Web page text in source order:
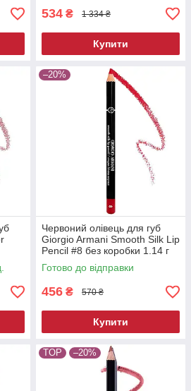
534 ₴ 1 334 ₴
Купити
–20%
Червоний олівець для губ
Giorgio Armani Smooth Silk Lip
Pencil #8 без коробки 1.14 г
Готово до відправки
456 ₴ 570 ₴
Купити
TOP –20%